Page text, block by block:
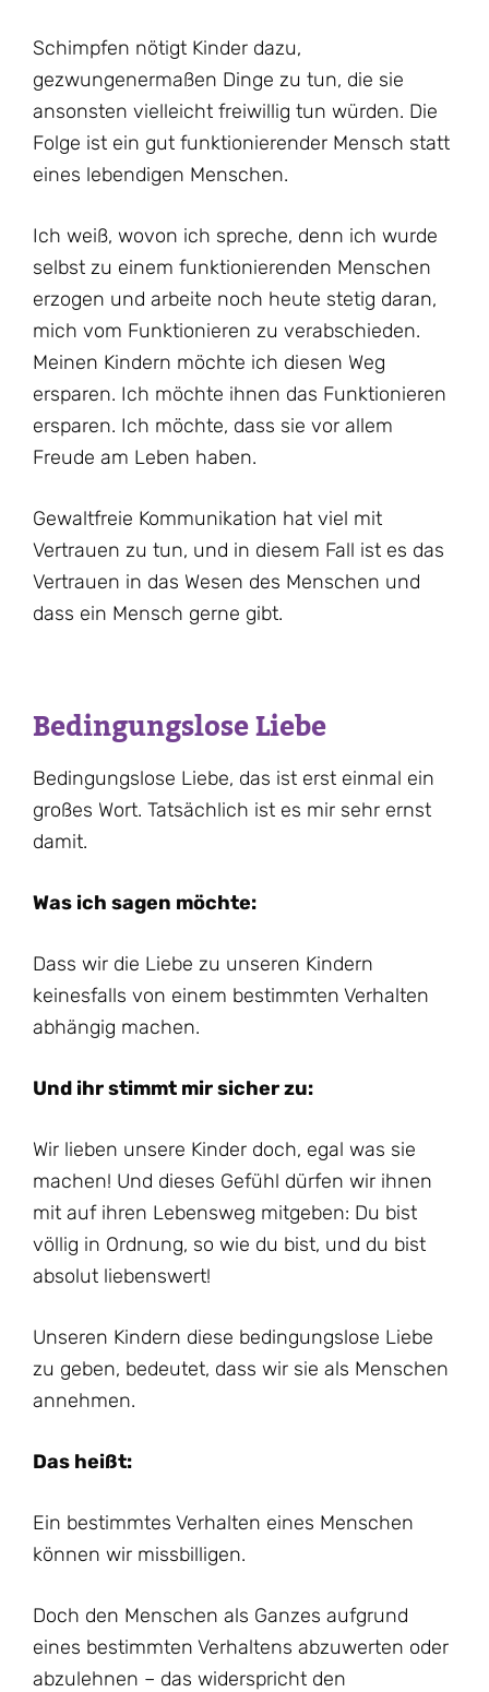
Schimpfen nötigt Kinder dazu,
gezwungenermaßen Dinge zu tun, die sie
ansonsten vielleicht freiwillig tun würden. Die
Folge ist ein gut funktionierender Mensch statt
eines lebendigen Menschen.
Ich weiß, wovon ich spreche, denn ich wurde
selbst zu einem funktionierenden Menschen
erzogen und arbeite noch heute stetig daran,
mich vom Funktionieren zu verabschieden.
Meinen Kindern möchte ich diesen Weg
ersparen. Ich möchte ihnen das Funktionieren
ersparen. Ich möchte, dass sie vor allem
Freude am Leben haben.
Gewaltfreie Kommunikation hat viel mit
Vertrauen zu tun, und in diesem Fall ist es das
Vertrauen in das Wesen des Menschen und
dass ein Mensch gerne gibt.
Bedingungslose Liebe
Bedingungslose Liebe, das ist erst einmal ein
großes Wort. Tatsächlich ist es mir sehr ernst
damit.
Was ich sagen möchte:
Dass wir die Liebe zu unseren Kindern
keinesfalls von einem bestimmten Verhalten
abhängig machen.
Und ihr stimmt mir sicher zu:
Wir lieben unsere Kinder doch, egal was sie
machen! Und dieses Gefühl dürfen wir ihnen
mit auf ihren Lebensweg mitgeben: Du bist
völlig in Ordnung, so wie du bist, und du bist
absolut liebenswert!
Unseren Kindern diese bedingungslose Liebe
zu geben, bedeutet, dass wir sie als Menschen
annehmen.
Das heißt:
Ein bestimmtes Verhalten eines Menschen
können wir missbilligen.
Doch den Menschen als Ganzes aufgrund
eines bestimmten Verhaltens abzuwerten oder
abzulehnen – das widerspricht den